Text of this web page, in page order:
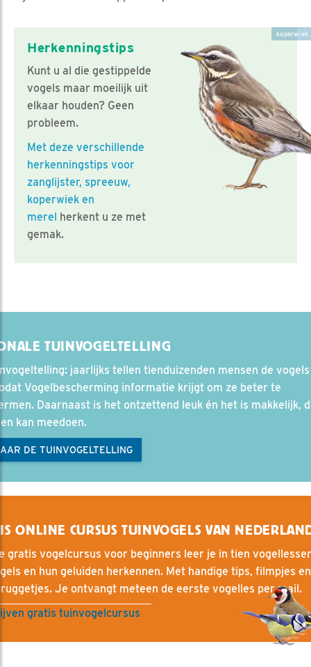
koperwiek
Herkenningstips
Kunt u al die gestippelde
vogels maar moeilijk uit
elkaar houden? Geen
probleem.
Met deze verschillende
herkenningstips voor
zanglijster, spreeuw,
koperwiek en
merel herkent u ze met
gemak.
TUINVOGELTELLING
jaarlijks tellen tienduizenden mensen de
Vogelbescherming informatie krijgt om ze beter te
Daarnaast is het ontzettend leuk én het is makkelijk,
kan meedoen.
DE TUINVOGELTELLING
ONLINE CURSUS TUINVOGELS VAN
gratis vogelcursus voor beginners leer je in tien
en hun geluiden herkennen. Met handige tips, filmpjes en
Je ontvangt meteen de eerste vogelles per mail.
gratis tuinvogelcursus